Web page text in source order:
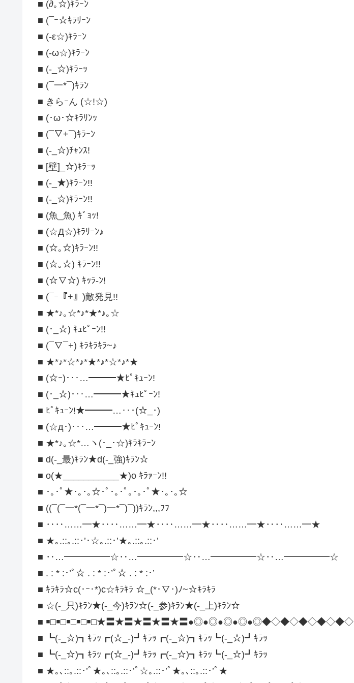
■ (∂｡☆)ｷﾗｰﾝ
■ (¯ｰ☆ｷﾗﾘｰﾝ
■ (-ε☆)ｷﾗｰﾝ
■ (-ω☆)ｷﾗｰﾝ
■ (-_☆)ｷﾗｰｯ
■ (¯一*¯)ｷﾗﾝ
■ きらｰん (☆!☆)
■ (･ω･☆ｷﾗﾘﾝｯ
■ (¯▽+¯)ｷﾗｰﾝ
■ (-_☆)ﾁｬﾝｽ!
■ [壁]_☆)ｷﾗｰｯ
■ (-_★)ｷﾗｰﾝ!!
■ (-_☆)ｷﾗｰﾝ!!
■ (魚_魚) ｷﾞｮｯ!
■ (☆Д☆)ｷﾗﾘｰﾝ♪
■ (☆｡☆)ｷﾗｰﾝ!!
■ (☆｡☆) ｷﾗｰﾝ!!
■ (☆∇☆) ｷｯﾗ-ﾝ!
■ (¯ｰ『+』)敵発見!!
■ ★*♪｡☆*♪*★*♪｡☆
■ (･_☆) ｷｭﾋﾟｰﾝ!!
■ (¯∇¯+) ｷﾗｷﾗｷﾗ~♪
■ ★*♪*☆*♪*★*♪*☆*♪*★
■ (☆ｰ)･‥…━━━★ﾋﾟｷｭｰﾝ!
■ (･_☆)･‥…━━━★ｷｭﾋﾟｰﾝ!
■ ﾋﾟｷｭｰﾝ!★━━━…‥･(☆_･)
■ (☆д･)･‥…━━━★ﾋﾟｷｭｰﾝ!
■ ★*♪｡☆*…ヽ(･_･☆)ｷﾗｷﾗｰﾝ
■ d(-_最)ｷﾗﾝ★d(-_強)ｷﾗﾝ☆
■ o(★___________★)o ｷﾗｧｰﾝ!!
■ ･｡･ﾟ★･｡･｡☆･ﾟ･｡･ﾟ｡･｡･ﾟ★･｡･｡☆
■ ((¯(¯一*(¯一*¯)一*¯)¯))ｷﾗﾝ,,,ﾌﾌ
■ ‥‥……━★‥‥……━★‥‥……━★‥‥……━★‥‥……━★
■ ★｡.::｡.::･’･☆｡.::･’★｡.::｡.::･’
■ ‥…━━━━━☆‥…━━━━━☆‥…━━━━━☆‥…━━━━━☆
■ . : * :･’ﾟ☆ . : * :･’ﾟ☆ . : * :･’
■ ｷﾗｷﾗ☆c(･ｰ･*)c☆ｷﾗｷﾗ ☆_(*･∇･)ﾉ~☆ｷﾗｷﾗ
■ ☆(-_只)ｷﾗﾝ★(-_今)ｷﾗﾝ☆(-_参)ｷﾗﾝ★(-_上)ｷﾗﾝ☆
■ ￭□￭□￭□￭□￭□★〓★〓★〓★〓★〓●◎●◎●◎●◎●◎◆◇◆◇◆◇◆◇◆◇
■ ┗(-_☆)┓ｷﾗｯ┏(☆_-)┛ｷﾗｯ┏(-_☆)┓ｷﾗｯ┗(-_☆)┛ｷﾗｯ
■ ┗(-_☆)┓ｷﾗｯ┏(☆_-)┛ｷﾗｯ┏(-_☆)┓ｷﾗｯ┗(-_☆)┛ｷﾗｯ
■ ★｡､::｡.::･’ﾟ★｡､::｡.::･’ﾟ☆｡.::･’ﾟ★｡､::｡.::･’ﾟ★